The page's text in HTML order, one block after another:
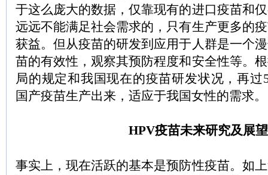
于这么庞大的数据，仅靠现有的进口疫苗和
远远不能满足社会需求的，只有生产更多的
获益。但从疫苗的研发到应用于人群是一个
苗的有效性，观察其预防程度和安全性等。
局的规定和我国现在的疫苗研发状况，再过
国产疫苗生产出来，适应于我国女性的需求。
HPV疫苗未来研究及展望
事实上，现在活跃的基本是预防性疫苗。如